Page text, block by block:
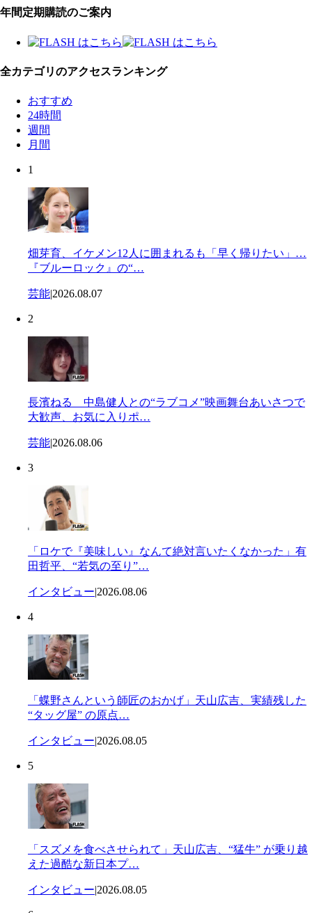
年間定期購読のご案内
全カテゴリのアクセスランキング
おすすめ
24時間
週間
月間
1
畑芽育、イケメン12人に囲まれるも「早く帰りたい」…
『ブルーロック』の“…
芸能|2026.08.07
2
長濱ねる 中島健人との“ラブコメ”映画舞台あいさつで
大歓声、お気に入りポ…
芸能|2026.08.06
3
「ロケで『美味しい』なんて絶対言いたくなかった」有
田哲平、“若気の至り”…
インタビュー|2026.08.06
4
「蝶野さんという師匠のおかげ」天山広吉、実績残した
“タッグ屋” の原点…
インタビュー|2026.08.05
5
「スズメを食べさせられて」天山広吉、“猛牛” が乗り越
えた過酷な新日本プ…
インタビュー|2026.08.05